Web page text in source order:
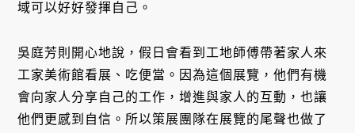
域可以好好發揮自己。
吳庭芳則開心地說，假日會看到工地師傅帶著家人來
工家美術館看展、吃便當。因為這個展覽，他們有機
會向家人分享自己的工作，增進與家人的互動，也讓
他們更感到自信。所以策展團隊在展覽的尾聲也做了